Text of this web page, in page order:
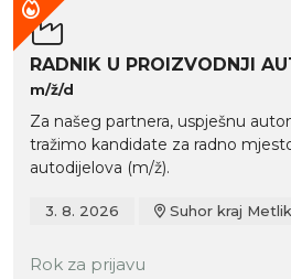
RADNIK U PROIZVODNJI
m/ž/d
Za našeg partnera, uspješnu
tražimo kandidate za radno
autodijelova (m/ž).
3. 8. 2026 Suhor kraj
Rok za prijavu